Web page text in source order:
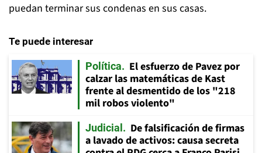
puedan terminar sus condenas en sus casas.
Te puede interesar
Política
El esfuerzo de Pavez por
calzar las matemáticas de Kast
frente al desmentido de los "218
mil robos violento"
Judicial
De falsificación de firmas
a lavado de activos: causa secreta